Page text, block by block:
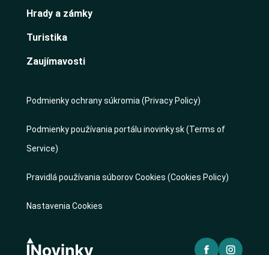
Hrady a zámky
Turistika
Zaujímavosti
Podmienky ochrany súkromia (Privacy Policy)
Podmienky používania portálu inovinky.sk (Terms of
Service)
Pravidlá používania súborov Cookies (Cookies Policy)
Nastavenia Cookies